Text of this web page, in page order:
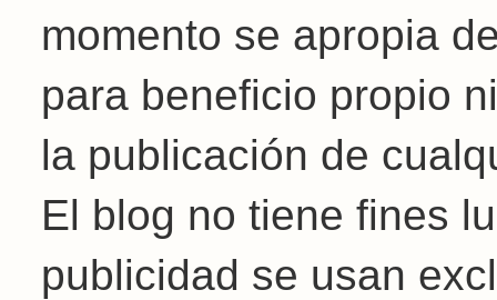
momento se apropia
para beneficio propio
la publicación de
El blog no tiene fines
publicidad se usan